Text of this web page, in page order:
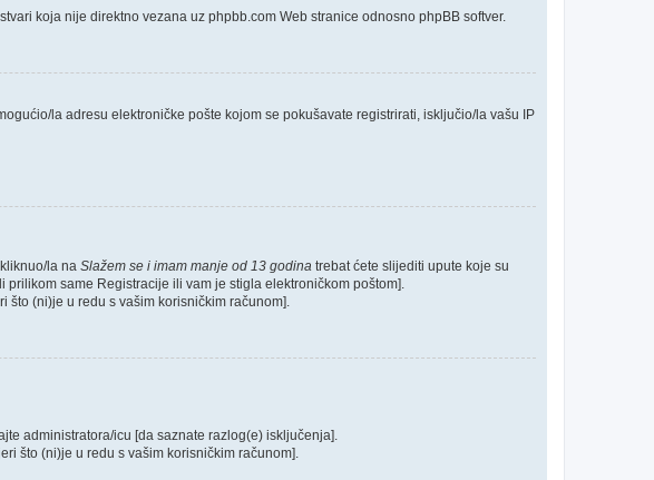
koja nije direktno vezana uz phpbb.com Web stranice odnosno phpBB softver.
la adresu elektroničke pošte kojom se pokušavate registrirati, isključio/la vašu IP
la na Slažem se i imam manje od 13 godina trebat ćete slijediti upute koje su
same Registracije ili vam je stigla elektroničkom poštom].
što (ni)je u redu s vašim korisničkim računom].
administratora/icu [da saznate razlog(e) isključenja].
što (ni)je u redu s vašim korisničkim računom].